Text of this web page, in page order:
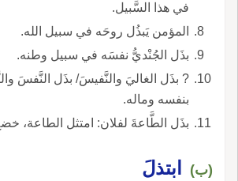
في هذا السَّبيل.
المؤمن يَبذُل روحَه في سبيل الله.
بذَل الجُنْديُّ نفسَه في سبيل وطنه.
? بذَل الغاليَ والنَّفيسَ/ بذَل النَّفسَ
بنفسه وماله.
بذَل الطَّاعةَ لفلان: امتثل الطاعة،
(ب) ابتذلَ